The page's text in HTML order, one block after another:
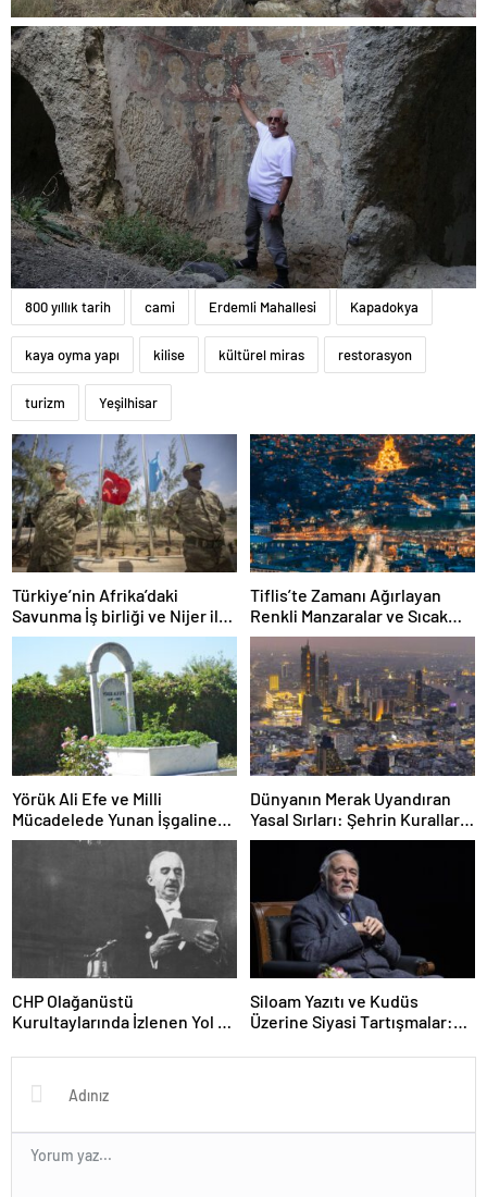
800 yıllık tarih cami Erdemli Mahallesi Kapadokya
kaya oyma yapı kilise kültürel miras restorasyon
turizm Yeşilhisar
Türkiye’nin Afrika’daki
Savunma İş birliği ve Nijer ile
Yeni Adımları
Tiflis’te Zamanı Ağırlayan
Renkli Manzaralar ve Sıcak
Lezzetler: Narikala’dan Dry
Bridge Pazarı’na
Yörük Ali Efe ve Milli
Mücadelede Yunan İşgaline
Karşı Direnişin İlk Sembolü
Dünyanın Merak Uyandıran
Yasal Sırları: Şehrin Kuralları
ve Şaşırtıcı Engeller
CHP Olağanüstü
Kurultaylarında İzlenen Yol ve
Siloam Yazıtı ve Kudüs
Üzerine Siyasi Tartışmalar:
Türkiye ve Dünya